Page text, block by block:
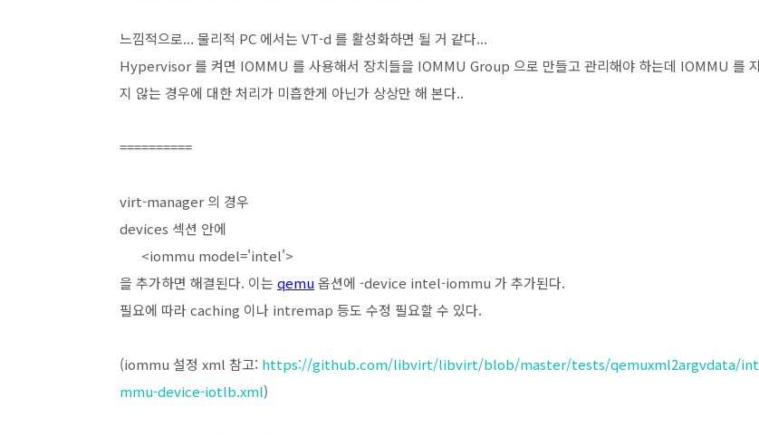
느낌적으로... 물리적 PC 에서는 VT-d 를 활성화하면 될 거 같다...
Hypervisor 를 켜면 IOMMU 를 사용해서 장치들을 IOMMU Group 으로 만들고 관리해야 하는데 IOMMU 를
지 않는 경우에 대한 처리가 미흡한게 아닌가 상상만 해 본다..
==========
virt-manager 의 경우
devices 섹션 안에
<iommu model='intel'>
을 추가하면 해결된다. 이는 qemu옵션에 -device intel-iommu 가 추가된다.
필요에 따라 caching 이나 intremap 등도 수정 필요할 수 있다.
(iommu 설정 xml 참고: https://github.com/libvirt/libvirt/blob/master/tests/qemuxml2argvdata/
mmu-device-iotlb.xml)